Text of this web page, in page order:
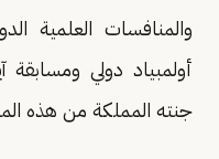
أولمبياد دولي ومسابقة
جنته المملكة من هذه المسابقات إلى